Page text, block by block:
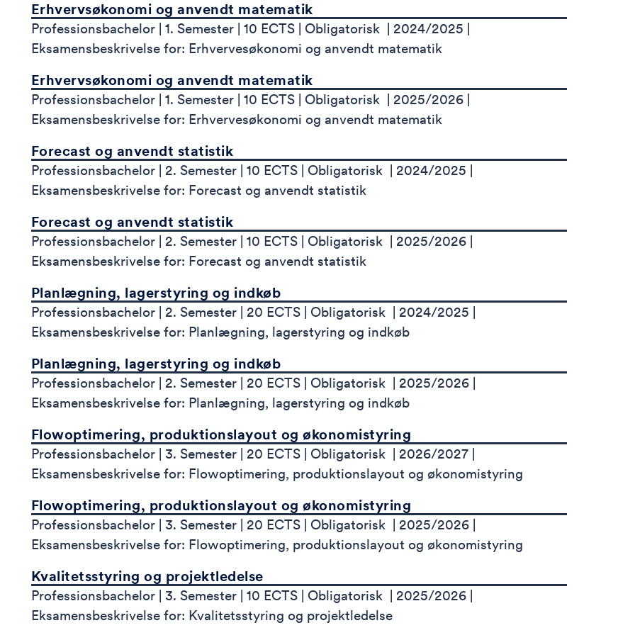
Erhvervsøkonomi og anvendt matematik
Professionsbachelor 1. Semester 10 ECTS Obligatorisk
2024/2025
Eksamensbeskrivelse for: Erhvervesøkonomi og anvendt matematik
Erhvervsøkonomi og anvendt matematik
Professionsbachelor 1. Semester 10 ECTS Obligatorisk
2025/2026
Eksamensbeskrivelse for: Erhvervesøkonomi og anvendt matematik
Forecast og anvendt statistik
Professionsbachelor 2. Semester 10 ECTS Obligatorisk
2024/2025
Eksamensbeskrivelse for: Forecast og anvendt statistik
Forecast og anvendt statistik
Professionsbachelor 2. Semester 10 ECTS Obligatorisk
2025/2026
Eksamensbeskrivelse for: Forecast og anvendt statistik
Planlægning, lagerstyring og indkøb
Professionsbachelor 2. Semester 20 ECTS Obligatorisk
2024/2025
Eksamensbeskrivelse for: Planlægning, lagerstyring og indkøb
Planlægning, lagerstyring og indkøb
Professionsbachelor 2. Semester 20 ECTS Obligatorisk
2025/2026
Eksamensbeskrivelse for: Planlægning, lagerstyring og indkøb
Flowoptimering, produktionslayout og økonomistyring
Professionsbachelor 3. Semester 20 ECTS Obligatorisk
2026/2027
Eksamensbeskrivelse for: Flowoptimering, produktionslayout og økonomistyring
Flowoptimering, produktionslayout og økonomistyring
Professionsbachelor 3. Semester 20 ECTS Obligatorisk
2025/2026
Eksamensbeskrivelse for: Flowoptimering, produktionslayout og økonomistyring
Kvalitetsstyring og projektledelse
Professionsbachelor 3. Semester 10 ECTS Obligatorisk
2025/2026
Eksamensbeskrivelse for: Kvalitetsstyring og projektledelse